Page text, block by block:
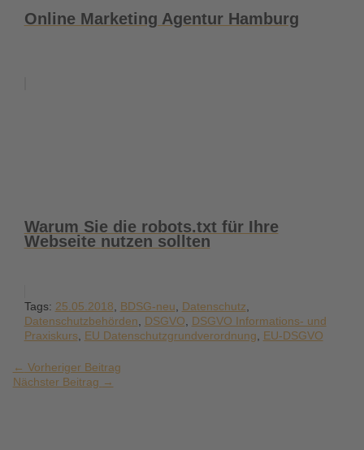
Online Marketing Agentur Hamburg
Warum Sie die robots.txt für Ihre
Webseite nutzen sollten
Tags: 25.05.2018 BDSG-neu Datenschutz
Datenschutzbehörden
DSGVO
DSGVO Informations- und
Praxiskurs
EU Datenschutzgrundverordnung EU-DSGVO
← Vorheriger Beitrag
Nächster Beitrag →